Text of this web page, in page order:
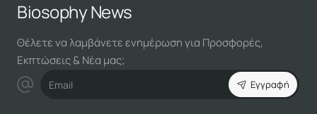
Biosophy News
Θέλετε να λαμβάνετε ενημέρωση για Προσφορές,
Εκπτώσεις & Νέα μας;
Εγγραφή